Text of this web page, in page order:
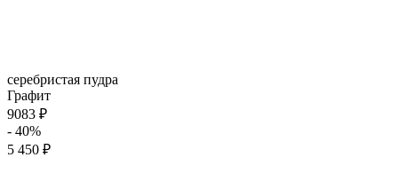
серебристая пудра
Графит
9083 ₽
- 40%
5 450 ₽